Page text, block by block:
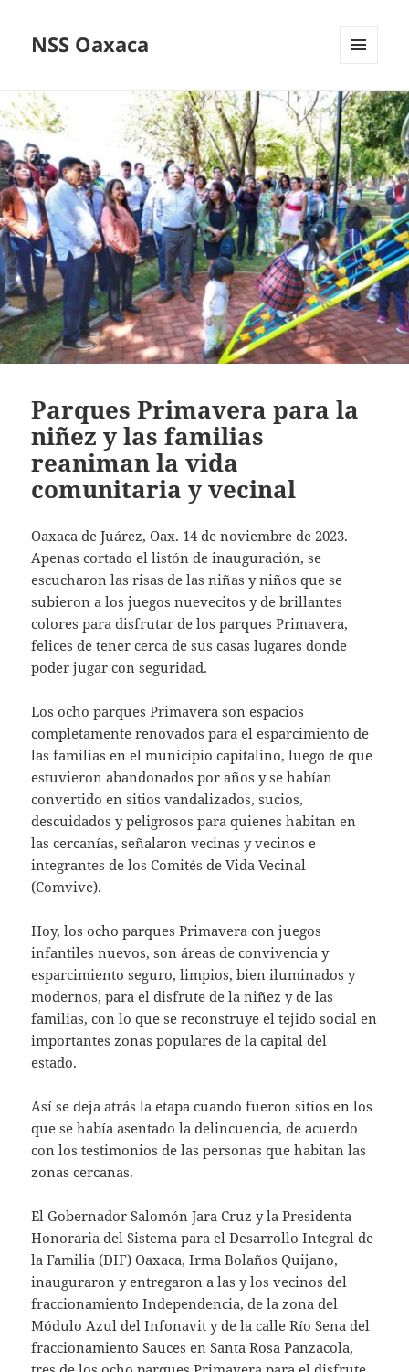
NSS Oaxaca
WIDGETS
Parques Primavera para la
niñez y las familias
reaniman la vida
comunitaria y vecinal
Oaxaca de Juárez, Oax. 14 de noviembre de 2023.-
Apenas cortado el listón de inauguración, se
escucharon las risas de las niñas y niños que se
subieron a los juegos nuevecitos y de brillantes
colores para disfrutar de los parques Primavera,
felices de tener cerca de sus casas lugares donde
poder jugar con seguridad.
Los ocho parques Primavera son espacios
completamente renovados para el esparcimiento de
las familias en el municipio capitalino, luego de que
estuvieron abandonados por años y se habían
convertido en sitios vandalizados, sucios,
descuidados y peligrosos para quienes habitan en
las cercanías, señalaron vecinas y vecinos e
integrantes de los Comités de Vida Vecinal
(Comvive).
Hoy, los ocho parques Primavera con juegos
infantiles nuevos, son áreas de convivencia y
esparcimiento seguro, limpios, bien iluminados y
modernos, para el disfrute de la niñez y de las
familias, con lo que se reconstruye el tejido social en
importantes zonas populares de la capital del
estado.
Así se deja atrás la etapa cuando fueron sitios en los
que se había asentado la delincuencia, de acuerdo
con los testimonios de las personas que habitan las
zonas cercanas.
El Gobernador Salomón Jara Cruz y la Presidenta
Honoraria del Sistema para el Desarrollo Integral de
la Familia (DIF) Oaxaca, Irma Bolaños Quijano,
inauguraron y entregaron a las y los vecinos del
fraccionamiento Independencia, de la zona del
Módulo Azul del Infonavit y de la calle Río Sena del
fraccionamiento Sauces en Santa Rosa Panzacola,